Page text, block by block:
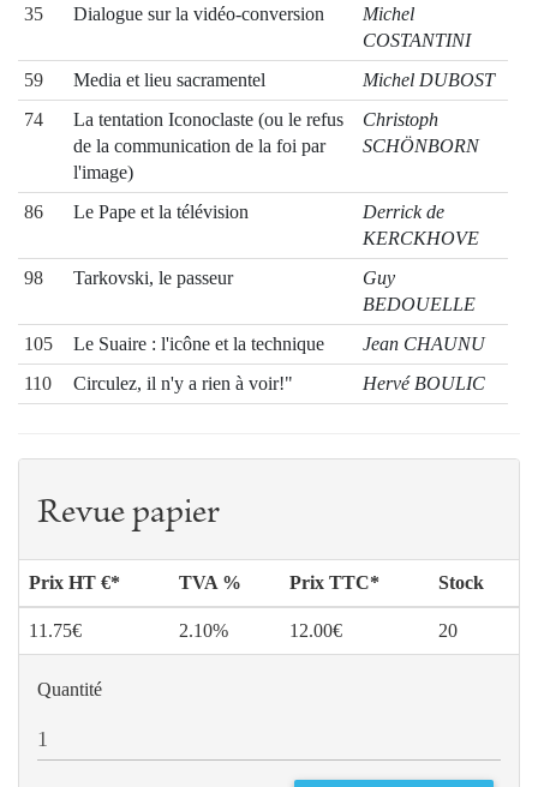
35
Dialogue sur la vidéo-conversion
Michel
COSTANTINI
59
Media et lieu sacramentel
Michel DUBOST
74
La tentation Iconoclaste (ou le refus
de la communication de la foi par
l'image)
Christoph
SCHÖNBORN
86 Le Pape et la télévision
Derrick de
KERCKHOVE
98
Tarkovski, le passeur
Guy
BEDOUELLE
105
Le Suaire : l'icône et la technique
Jean CHAUNU
110
Circulez, il n'y a rien à voir!"
Hervé BOULIC
Revue papier
Prix HT €* TVA % Prix TTC* Stock
11.75€ 2.10% 12.00€ 20
Quantité